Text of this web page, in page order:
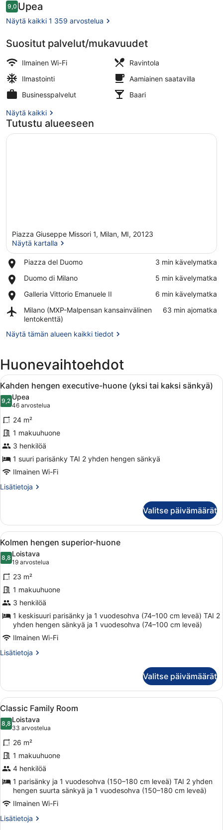
Aamiainen ja illallinen
Arvostelut
9,09,0 kautta 10.
Upea
Näytä kaikki 1 359 arvostelua
Suositut palvelut/mukavuudet
Ilmainen Wi-Fi
Ravintola
Ilmastointi
Aamiainen saatavilla
Businesspalvelut
Baari
Näytä kaikki
Tutustu alueeseen
Piazza Giuseppe Missori 1, Milan, MI, 20123
Näytä kartalla
Piazza del Duomo
Place,
del
‪3 min kävelymatka‬
Duomo di Milano
Place,
di
‪5 min kävelymatka‬
Galleria Vittorio Emanuele II
Place,
Vittorio
Emanuele
II
‪6 min kävelymatka‬
Milano (MXP-Malpensan kansainvälinen
lentokenttä)
Airport,
Milano
Malpensan
‪63 min ajomatka‬
Näytä tämän alueen kaikki tiedot
Huonevaihtoehdot
Avaa
kaikki
huonetyypin
Kahden
hengen
executive-
huone
(yksi
tai
kaksi
sänkyä)
Moderni hotellihuone, jossa on
6
Kahden hengen executive-huone (yksi tai kaksi sänkyä)
9,29,2 kautta 10
Upea
46 arvostelua
(46
arvostelua)
24 m²
1 makuuhuone
3 henkilöä
1 suuri parisänky TAI 2 yhden hengen sänkyä
Ilmainen Wi-Fi
Lisätietoja
Lisätietoja
executive-
huone
(yksi
kaksi
sänkyä)
Valitse päivämäärät
Avaa
kaikki
huonetyypin
Kolmen
hengen
superior-
huone
kuvat
Hotellihuone, jossa on kaksi
5
Kolmen hengen superior-huone
8,88,8 kautta 10
Loistava
19 arvostelua
(19
arvostelua)
23 m²
1 makuuhuone
3 henkilöä
1 keskisuuri parisänky ja 1 vuodesohva (74–100 cm leveä) TAI 2
yhden hengen sänkyä ja 1 vuodesohva (74–100 cm leveä)
Ilmainen Wi-Fi
Lisätietoja
Lisätietoja
superior-
huone
Valitse päivämäärät
Avaa
kaikki
huonetyypin
Classic
Family
Room
kuvat
Hotellihuone, jossa on kaksi
8
Classic Family Room
8,88,8 kautta 10
Loistava
33 arvostelua
(33
arvostelua)
26 m²
1 makuuhuone
4 henkilöä
1 parisänky ja 1 vuodesohva (150–180 cm leveä) TAI 2 yhden
hengen suurta sänkyä ja 1 vuodesohva (150–180 cm leveä)
Ilmainen Wi-Fi
Lisätietoja
Lisätietoja